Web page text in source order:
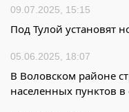
09.07.2025, 15:15
Под Тулой установят
05.06.2025, 18:07
В Воловском районе
населенных пунктов в